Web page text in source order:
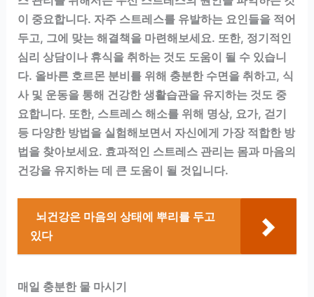
이 중요합니다. 자주 스트레스를 유발하는 요인들을 적어
두고, 그에 맞는 해결책을 마련해보세요. 또한, 정기적인
심리 상담이나 휴식을 취하는 것도 도움이 될 수 있습니
다. 올바른 호르몬 분비를 위해 충분한 수면을 취하고, 식
사 및 운동을 통해 건강한 생활습관을 유지하는 것도 중
요합니다. 또한, 스트레스 해소를 위해 명상, 요가, 걷기
등 다양한 방법을 실험해보면서 자신에게 가장 적합한 방
법을 찾아보세요. 효과적인 스트레스 관리는 몸과 마음의
건강을 유지하는 데 큰 도움이 될 것입니다.
뇌건강은 마음의 상태에 뿌리를 두고
있다
매일 충분한 물 마시기